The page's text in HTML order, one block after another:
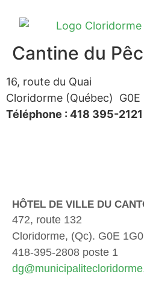
Cantine du
16, route du Quai
Cloridorme (Québec) G0E
Téléphone : 418 395-2121
HÔTEL DE VILLE DU
472, route 132
Cloridorme, (Qc). G0E 1G0
418-395-2808 poste 1